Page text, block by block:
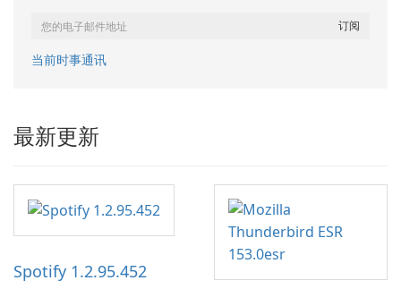
当前时事通讯
最新更新
Spotify 1.2.95.452